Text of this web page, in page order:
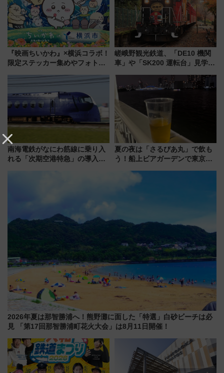
を解説
『映画ちいかわ』×横浜コラボ！
限定ステッカー集めやフォトス
いを満喫しよう（花火鑑賞会応
募は7/12まで！）
嵯峨野観光鉄道、「DE10 機関
車」や「SK200 運転台」見学ツ
トの一環で激レア体験できちゃ
うかも 参加方法やスケジュール
をご紹介
南海電鉄がなにわ筋線に乗り入
れる「次期空港特急」の導入を
夏の夜は「さるびあ丸」で飲も
う！船上ビアガーデンで東京湾
2026年夏は那智勝浦へ！熊野灘に面した「特選」白砂ビーチは必
見 「第17回那智勝浦町花火大会」は8月11日開催！